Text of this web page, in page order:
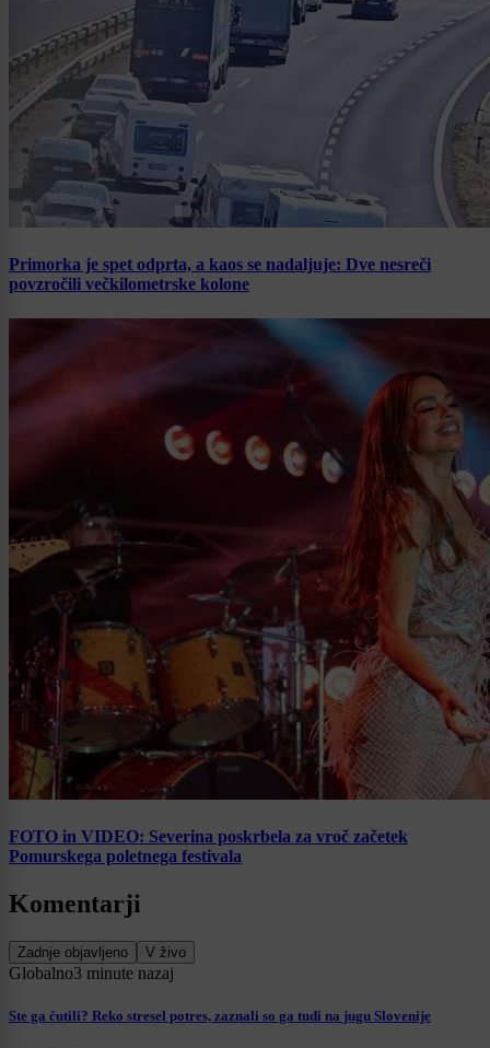
Primorka je spet odprta, a kaos se nadaljuje: Dve nesreči
povzročili večkilometrske kolone
FOTO in VIDEO: Severina poskrbela za vroč začetek
Pomurskega poletnega festivala
Komentarji
Zadnje objavljeno V živo
Globalno3 minute nazaj
Ste ga čutili? Reko stresel potres, zaznali so ga tudi na jugu Slovenije